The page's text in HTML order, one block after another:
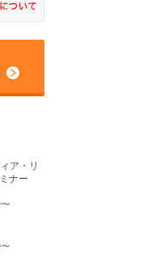
ア・リ
ナー
〜
〜